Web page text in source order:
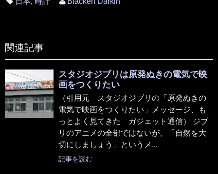
関連記事
スタジオジブリは原発ぬきの電気で映
画をつくりたい
（引用元 スタジオジブリの「原発ぬきの
電気で映画をつくりたい」メッセージ、も
っとよく見てきた ガジェット通信） ジブ
リのアニメの全部ではないが、「自然を大
切にしましょう」というメ...
記事を読む